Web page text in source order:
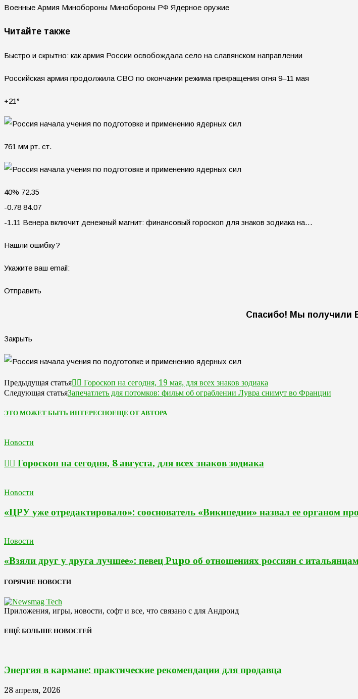
Военные Армия Минобороны Минобороны РФ Ядерное оружие
Читайте также
Быстро и скрытно: как армия России освобождала село на славянском направлении
Российская армия продолжила СВО по окончании режима прекращения огня 9–11 мая
+21°
761 мм рт. ст.
40% 72.35
-0.78 84.07
-1.11 Венера включит денежный магнит: финансовый гороскоп для знаков зодиака на…
Нашли ошибку?
Укажите ваш email:
Отправить
Спасибо! Мы получили
Закрыть
Предыдущая статья🧙‍♀ Гороскоп на сегодня, 19 мая, для всех знаков зодиака
Следующая статьяЗапечатлеть для потомков: фильм об ограблении Лувра снимут во Франции
ЭТО МОЖЕТ БЫТЬ ИНТЕРЕСНОЕЩЕ ОТ АВТОРА
Новости
🧙‍♀ Гороскоп на сегодня, 8 августа, для всех знаков зодиака
Новости
«ЦРУ уже отредактировало»: сооснователь «Википедии» назвал ее органом
Новости
«Взяли друг у друга лучшее»: певец Pupo об отношениях россиян с
ГОРЯЧИЕ НОВОСТИ
Приложения, игры, новости, софт и все, что связано с для Андроид
ЕЩЁ БОЛЬШЕ НОВОСТЕЙ
Энергия в кармане: практические рекомендации для продавца
28 апреля, 2026